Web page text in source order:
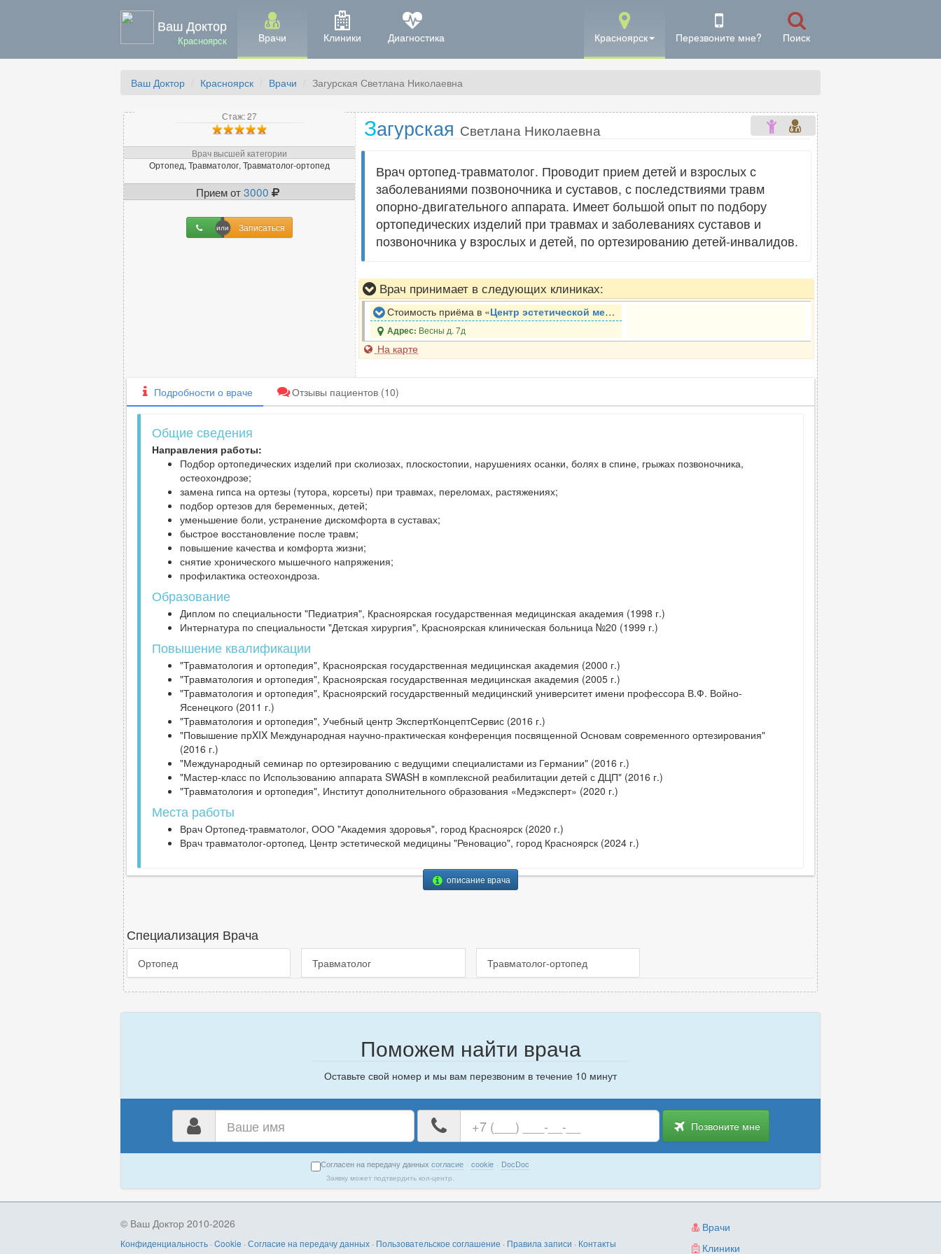
Ваш Доктор
Красноярск Врачи Клиники Диагностика Красноярск Перезвоните мне? Поиск
Ваш Доктор Красноярск Врачи Загурская Светлана Николаевна
Стаж: 27
Врач высшей категории
Ортопед, Травматолог, Травматолог-ортопед
Прием от3000
Записаться
Загурская Светлана Николаевна
Врач ортопед-травматолог. Проводит прием детей и взрослых с
заболеваниями позвоночника и суставов, с последствиями травм
опорно-двигательного аппарата. Имеет большой опыт по подбору
ортопедических изделий при травмах и заболеваниях суставов и
позвоночника у взрослых и детей, по ортезированию детей-инвалидов.
Врач принимает в следующих клиниках:
Стоимость приёма в «Центр эстетической медицины Реновацио
Адрес: Весны д. 7д
На карте
Подробности о враче Отзывы пациентов(10)
Общие сведения
Направления работы:
Подбор ортопедических изделий при сколиозах, плоскостопии, нарушениях осанки, болях в спине, грыжах позвоночника,
остеохондрозе;
замена гипса на ортезы (тутора, корсеты) при травмах, переломах, растяжениях;
подбор ортезов для беременных, детей;
уменьшение боли, устранение дискомфорта в суставах;
быстрое восстановление после травм;
повышение качества и комфорта жизни;
снятие хронического мышечного напряжения;
профилактика остеохондроза.
Образование
Диплом по специальности "Педиатрия", Красноярская государственная медицинская академия (1998 г.)
Интернатура по специальности "Детская хирургия", Красноярская клиническая больница №20 (1999 г.)
Повышение квалификации
"Травматология и ортопедия", Красноярская государственная медицинская академия (2000 г.)
"Травматология и ортопедия", Красноярская государственная медицинская академия (2005 г.)
"Травматология и ортопедия", Красноярский государственный медицинский университет имени профессора В.Ф. Войно-
Ясенецкого (2011 г.)
"Травматология и ортопедия", Учебный центр ЭкспертКонцептСервис (2016 г.)
"Повышение прXIX Международная научно-практическая конференция посвященной Основам современного ортезирования"
(2016 г.)
"Международный семинар по ортезированию с ведущими специалистами из Германии" (2016 г.)
"Мастер-класс по Использованию аппарата SWASH в комплексной реабилитации детей с ДЦП" (2016 г.)
"Травматология и ортопедия", Институт дополнительного образования «Медэксперт» (2020 г.)
Места работы
Врач Ортопед-травматолог, ООО "Академия здоровья", город Красноярск (2020 г.)
Врач травматолог-ортопед, Центр эстетической медицины "Реновацио", город Красноярск (2024 г.)
описание врача
Специализация Врача
Ортопед Травматолог Травматолог-ортопед
Поможем найти врача
Оставьте свой номер и мы вам перезвоним в течение 10 минут
номер
телефона
Позвоните мне
Согласен на передачу данных согласие · cookie · DocDoc
Заявку может подтвердить кол-центр.
Врачи
Клиники
© Ваш Доктор 2010-2026
Конфиденциальность · Cookie · Согласие на передачу данных · Пользовательское соглашение · Правила записи · Контакты